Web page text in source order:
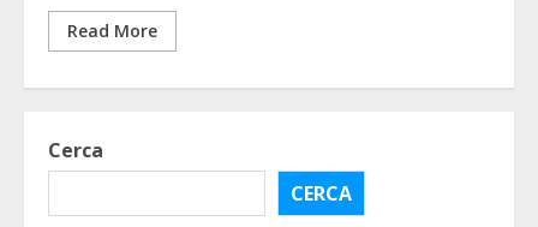
Read More
Cerca
CERCA